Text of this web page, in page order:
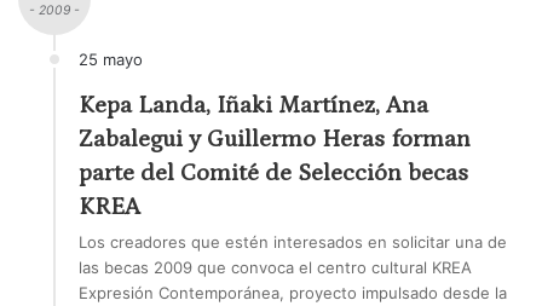
- 2009 -
25 mayo
Kepa Landa, Iñaki Martínez, Ana
Zabalegui y Guillermo Heras forman
parte del Comité de Selección becas
KREA
Los creadores que estén interesados en solicitar una de
las becas 2009 que convoca el centro cultural KREA
Expresión Contemporánea, proyecto impulsado desde la